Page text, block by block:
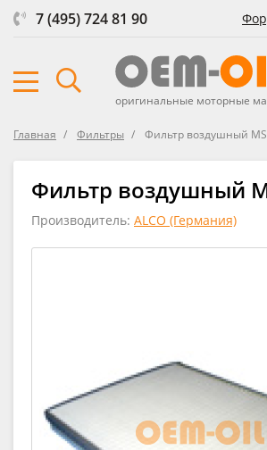
7 (495) 724 81 90
оригинальные моторные
Главная Фильтры Фильтр воздушный
Фильтр воздушный
Производитель: ALCO (Германия)